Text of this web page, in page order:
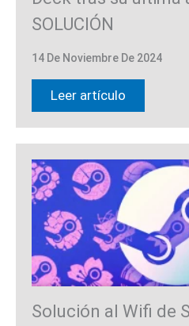
SOLUCIÓN
14 De Noviembre De 2024
Leer artículo
Solución al Wifi de